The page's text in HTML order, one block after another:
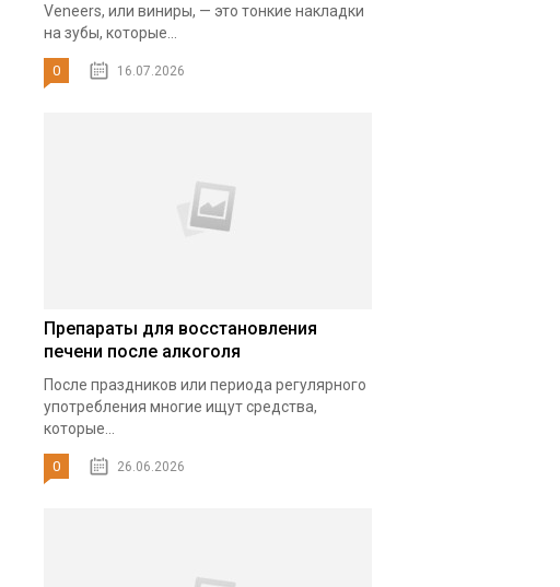
Veneers, или виниры, — это тонкие накладки
на зубы, которые...
0 16.07.2026
Препараты для восстановления
печени после алкоголя
После праздников или периода регулярного
употребления многие ищут средства,
которые...
0 26.06.2026